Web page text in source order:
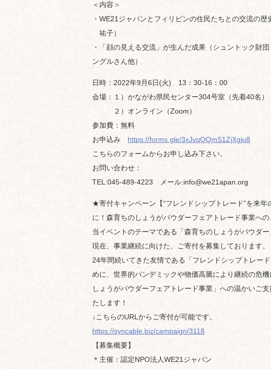
＜内容＞
・WE21ジャパンとフィリピンの住民たちとの交流の
祐子）
・「顔の見える交流」が生んだ成果（シュントック財
ングルさん他）
日時：2022年9月6日(火) 13：30-16：00
会場：１）かながわ県民センター304号室（先着40名）
２）オンライン（Zoom）
参加費：無料
お申込み https://forms.gle/3xJvqQQmS1ZjXgju8
こちらのフォームからお申し込み下さい。
お問い合わせ：
TEL:045-489-4223 メール:info@we21apan.org
★寄付キャンペーン【“フレンドシップトレード”を来年
に！森育ちのしょうがパウダーフェアトレード事業への
当イベントのテーマである「森育ちのしょうがパウダー
現在、事業継続に向けた、ご寄付を募集しております。
24年間続いてきた友情である「フレンドシップトレー
めに、世界的パンデミックや物価高騰により継続の危
しょうがパウダーフェアトレード事業」への温かいご
たします！
↓こちらのURLからご寄付が可能です。
https://syncable.biz/campaign/3118
【募集概要】
＊主催：認定NPO法人WE21ジャパン